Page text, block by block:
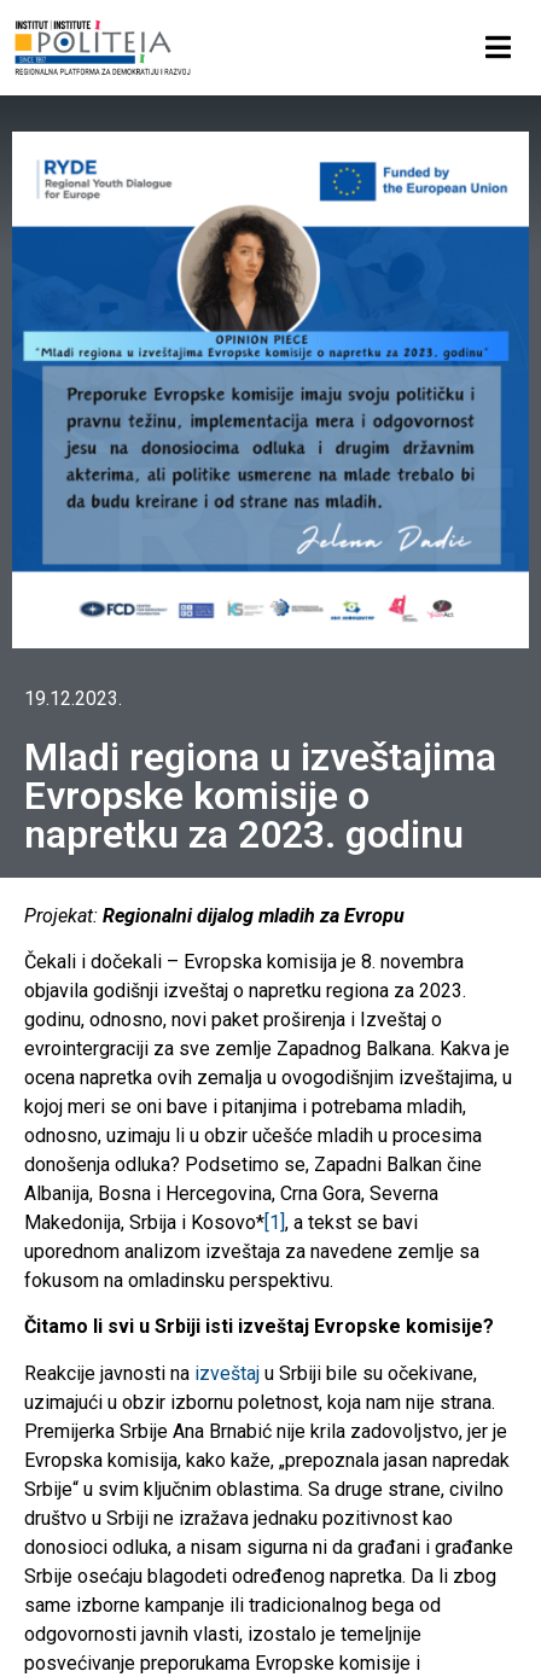
19.12.2023.
Mladi regiona u izveštajima
Evropske komisije o
napretku za 2023. godinu
Projekat: Regionalni dijalog mladih za Evropu
Čekali i dočekali – Evropska komisija je 8. novembra
objavila godišnji izveštaj o napretku regiona za 2023.
godinu, odnosno, novi paket proširenja i Izveštaj o
evrointergraciji za sve zemlje Zapadnog Balkana. Kakva je
ocena napretka ovih zemalja u ovogodišnjim izveštajima, u
kojoj meri se oni bave i pitanjima i potrebama mladih,
odnosno, uzimaju li u obzir učešće mladih u procesima
donošenja odluka? Podsetimo se, Zapadni Balkan čine
Albanija, Bosna i Hercegovina, Crna Gora, Severna
Makedonija, Srbija i Kosovo*[1], a tekst se bavi
uporednom analizom izveštaja za navedene zemlje sa
fokusom na omladinsku perspektivu.
Čitamo li svi u Srbiji isti izveštaj Evropske komisije?
Reakcije javnosti na izveštaj u Srbiji bile su očekivane,
uzimajući u obzir izbornu poletnost, koja nam nije strana.
Premijerka Srbije Ana Brnabić nije krila zadovoljstvo, jer je
Evropska komisija, kako kaže, „prepoznala jasan napredak
Srbije“ u svim ključnim oblastima. Sa druge strane, civilno
društvo u Srbiji ne izražava jednaku pozitivnost kao
donosioci odluka, a nisam sigurna ni da građani i građanke
Srbije osećaju blagodeti određenog napretka. Da li zbog
same izborne kampanje ili tradicionalnog bega od
odgovornosti javnih vlasti, izostalo je temeljnije
posvećivanje preporukama Evropske komisije i